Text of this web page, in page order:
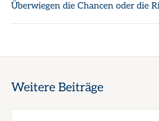
Überwiegen die Chancen oder die
Weitere Beiträge